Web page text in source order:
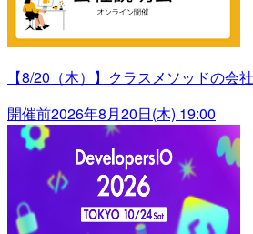
【8/20（木）】クラスメソッドの会
開催前2026年8月20日(木) 19:00